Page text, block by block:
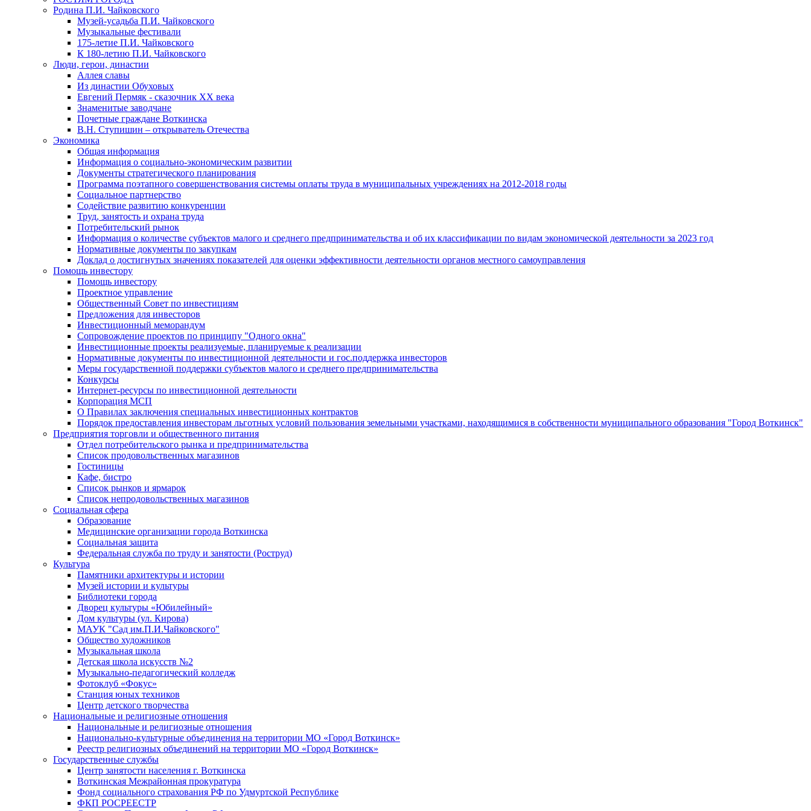
Родина П.И. Чайковского
Музей-усадьба П.И. Чайковского
Музыкальные фестивали
175-летие П.И. Чайковского
К 180-летию П.И. Чайковского
Люди, герои, династии
Аллея славы
Из династии Обуховых
Евгений Пермяк - сказочник XX века
Знаменитые заводчане
Почетные граждане Воткинска
В.Н. Ступишин – открыватель Отечества
Экономика
Общая информация
Информация о социально-экономическим развитии
Документы стратегического планирования
Программа поэтапного совершенствования системы оплаты труда в муниципальных учреждениях на 2012-2018 годы
Социальное партнерство
Содействие развитию конкуренции
Труд, занятость и охрана труда
Потребительский рынок
Информация о количестве субъектов малого и среднего предпринимательства и об их классификации по видам экономической деятельности за 2023 год
Нормативные документы по закупкам
Доклад о достигнутых значениях показателей для оценки эффективности деятельности органов местного самоуправления
Помощь инвестору
Помощь инвестору
Проектное управление
Общественный Совет по инвестициям
Предложения для инвесторов
Инвестиционный меморандум
Сопровождение проектов по принципу "Oдного окна"
Инвестиционные проекты реализуемые, планируемые к реализации
Нормативные документы по инвестиционной деятельности и гос.поддержка инвесторов
Меры государственной поддержки субъектов малого и среднего предпринимательства
Конкурсы
Интернет-ресурсы по инвестиционной деятельности
Корпорация МСП
О Правилах заключения специальных инвестиционных контрактов
Порядок предоставления инвесторам льготных условий пользования земельными участками, находящимися в собственности муниципального образования "Город Воткинск"
Предприятия торговли и общественного питания
Отдел потребительского рынка и предпринимательства
Список продовольственных магазинов
Гостиницы
Кафе, бистро
Cписок рынков и ярмарок
Список непродовольственных магазинов
Социальная сфера
Образование
Медицинские организации города Воткинска
Социальная защита
Федеральная служба по труду и занятости (Роструд)
Культура
Памятники архитектуры и истории
Музей истории и культуры
Библиотеки города
Дворец культуры «Юбилейный»
Дом культуры (ул. Кирова)
МАУК "Сад им.П.И.Чайковского"
Общество художников
Музыкальная школа
Детская школа искусств №2
Музыкально-педагогический колледж
Фотоклуб «Фокус»
Станция юных техников
Центр детского творчества
Национальные и религиозные отношения
Национальные и религиозные отношения
Национально-культурные объединения на территории МО «Город Воткинск»
Реестр религиозных объединений на территории МО «Город Воткинск»
Государственные службы
Центр занятости населения г. Воткинска
Воткинская Межрайонная прокуратура
Фонд социального страхования РФ по Удмуртской Республике
ФКП РОСРЕЕСТР